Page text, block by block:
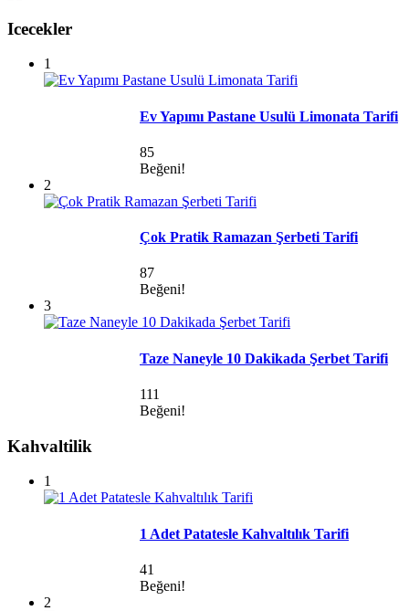
Icecekler
1
Ev Yapımı Pastane Usulü Limonata Tarifi
85
Beğeni!
2
Çok Pratik Ramazan Şerbeti Tarifi
87
Beğeni!
3
Taze Naneyle 10 Dakikada Şerbet Tarifi
111
Beğeni!
Kahvaltilik
1
1 Adet Patatesle Kahvaltılık Tarifi
41
Beğeni!
2